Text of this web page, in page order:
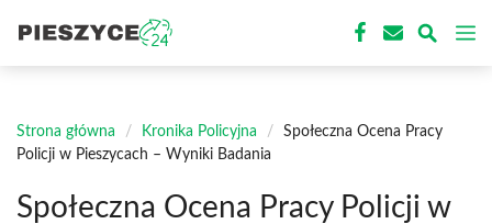
treści
Strona główna / Kronika Policyjna /
Społeczna Ocena Pracy
Policji w Pieszycach – Wyniki Badania
Społeczna Ocena Pracy Policji w